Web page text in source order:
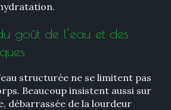
goût de l’eau et des
structurée ne se limitent pas
Beaucoup insistent aussi sur
débarrassée de la lourdeur